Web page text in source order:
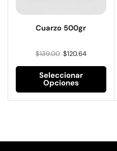
Cuarzo 500gr
$139.00 $120.64
Seleccionar
Opciones